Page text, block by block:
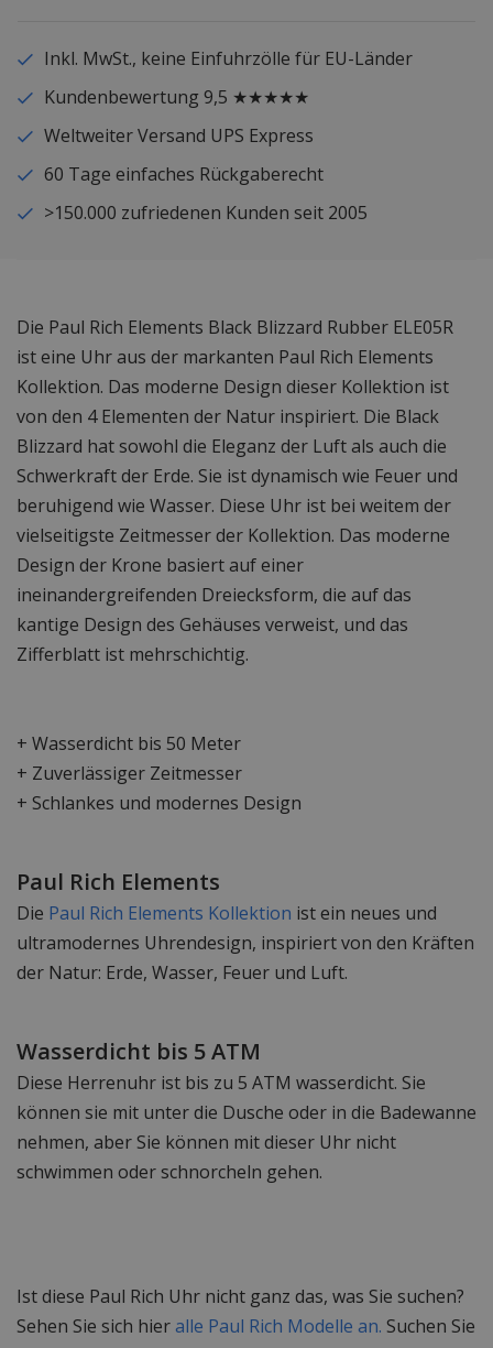
Inkl. MwSt., keine Einfuhrzölle für EU-Länder
Kundenbewertung 9,5 ★★★★★
Weltweiter Versand UPS Express
60 Tage einfaches Rückgaberecht
>150.000 zufriedenen Kunden seit 2005
Die Paul Rich Elements Black Blizzard Rubber ELE05R
ist eine Uhr aus der markanten Paul Rich Elements
Kollektion. Das moderne Design dieser Kollektion ist
von den 4 Elementen der Natur inspiriert. Die Black
Blizzard hat sowohl die Eleganz der Luft als auch die
Schwerkraft der Erde. Sie ist dynamisch wie Feuer und
beruhigend wie Wasser. Diese Uhr ist bei weitem der
vielseitigste Zeitmesser der Kollektion. Das moderne
Design der Krone basiert auf einer
ineinandergreifenden Dreiecksform, die auf das
kantige Design des Gehäuses verweist, und das
Zifferblatt ist mehrschichtig.
+ Wasserdicht bis 50 Meter
+ Zuverlässiger Zeitmesser
+ Schlankes und modernes Design
Paul Rich Elements
Die Paul Rich Elements Kollektion ist ein neues und
ultramodernes Uhrendesign, inspiriert von den Kräften
der Natur: Erde, Wasser, Feuer und Luft.
Wasserdicht bis 5 ATM
Diese Herrenuhr ist bis zu 5 ATM wasserdicht. Sie
können sie mit unter die Dusche oder in die Badewanne
nehmen, aber Sie können mit dieser Uhr nicht
schwimmen oder schnorcheln gehen.
Ist diese Paul Rich Uhr nicht ganz das, was Sie suchen?
Sehen Sie sich hieralle Paul Rich Modelle an. Suchen Sie